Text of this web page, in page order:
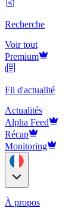
Recherche
Voir tout
Premium
Fil d'actualité
Actualités
Alpha Feed
Récap
Monitoring
À propos